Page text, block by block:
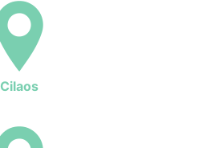
Cilaos